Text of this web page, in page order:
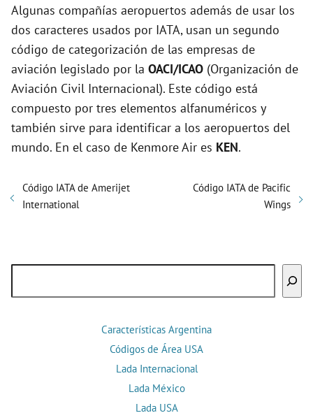
Algunas compañías aeropuertos además de usar los
dos caracteres usados por IATA, usan un segundo
código de categorización de las empresas de
aviación legislado por la OACI/ICAO (Organización de
Aviación Civil Internacional). Este código está
compuesto por tres elementos alfanuméricos y
también sirve para identificar a los aeropuertos del
mundo. En el caso de Kenmore Air es KEN.
Código IATA de Amerijet
International
Código IATA de Pacific
Wings
Características Argentina
Códigos de Área USA
Lada Internacional
Lada México
Lada USA